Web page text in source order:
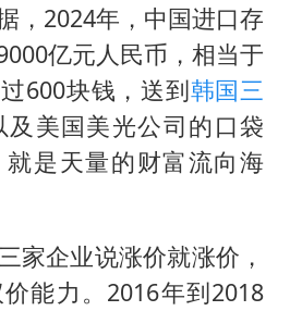
，2024年，中国进口存
亿元人民币，相当于
600块钱，送到韩国三
及美国美光公司的口袋
是天量的财富流向海
家企业说涨价就涨价，
能力。2016年到2018